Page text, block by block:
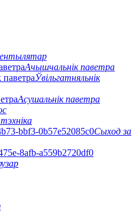
Ачышчальнік паветра
Ўвільгатняльнік
Асушальнік паветра
Сыход за